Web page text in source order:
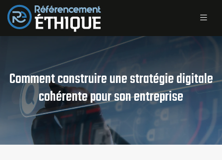
Comment construire une stratégie digitale
cohérente pour son entreprise